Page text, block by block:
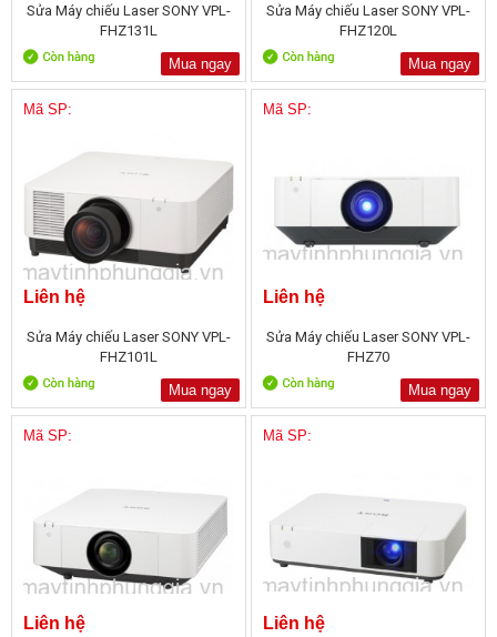
Sửa Máy chiếu Laser SONY VPL-
FHZ131L
Mua ngay
Sửa Máy chiếu Laser SONY VPL-
FHZ120L
Mua ngay
Mã SP:
Liên hệ
Sửa Máy chiếu Laser SONY VPL-
FHZ101L
Mua ngay
Mã SP:
Liên hệ
Sửa Máy chiếu Laser SONY VPL-
FHZ70
Mua ngay
Mã SP:
Liên hệ
Mã SP:
Liên hệ